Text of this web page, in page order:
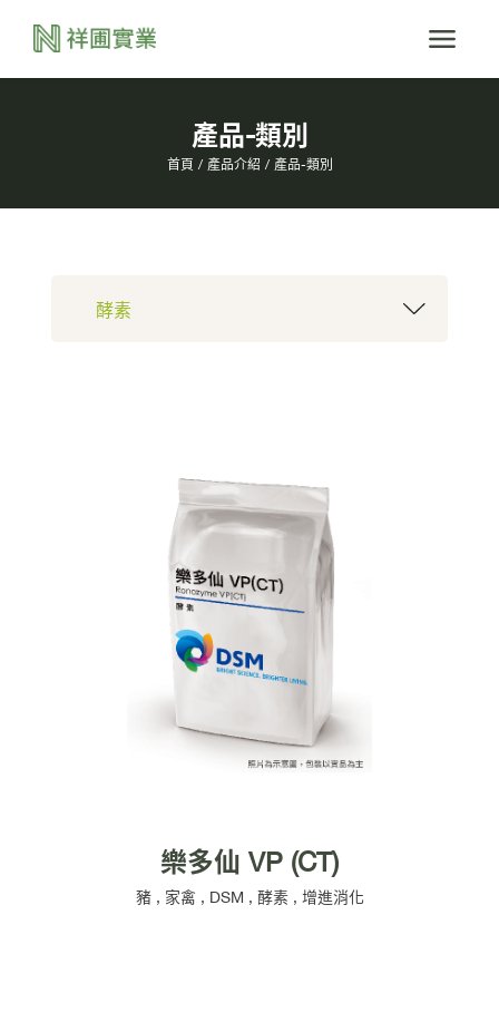
產品-類別
首頁 產品介紹 產品-類別
樂多仙 VP (CT)
豬, 家禽 , DSM , 酵素, 增進消化